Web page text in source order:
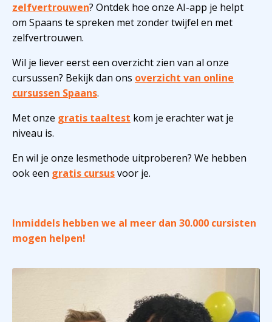
zelfvertrouwen? Ontdek hoe onze AI-app je helpt
om Spaans te spreken met zonder twijfel en met
zelfvertrouwen.
Wil je liever eerst een overzicht zien van al onze
cursussen? Bekijk dan ons overzicht van online
cursussen Spaans.
Met onze gratis taaltest kom je erachter wat je
niveau is.
En wil je onze lesmethode uitproberen? We hebben
ook een gratis cursusvoor je.
Inmiddels hebben we al meer dan 30.000 cursisten
mogen helpen!